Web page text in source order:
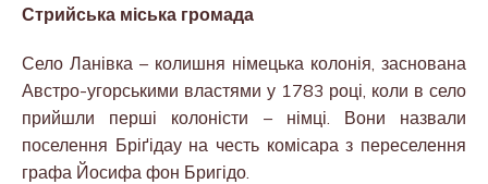
Стрийська міська громада
Село Ланівка – колишня німецька колонія, заснована
Австро-угорськими властями у 1783 році, коли в село
прийшли перші колоністи – німці. Вони назвали
поселення Бріґідау на честь комісара з переселення
графа Йосифа фон Бригідо.